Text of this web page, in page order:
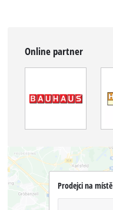
Online partner
Prodejci na místě